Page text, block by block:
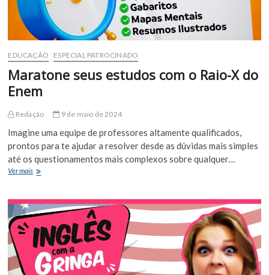
EDUCAÇÃO ESPECIAL PATROCINADO
Maratone seus estudos com o Raio-X do
Enem
Redação 9 de maio de 2024
Imagine uma equipe de professores altamente qualificados,
prontos para te ajudar a resolver desde as dúvidas mais simples
até os questionamentos mais complexos sobre qualquer…
Ver maisMaratone
com
o
Raio-
X
do
Enem